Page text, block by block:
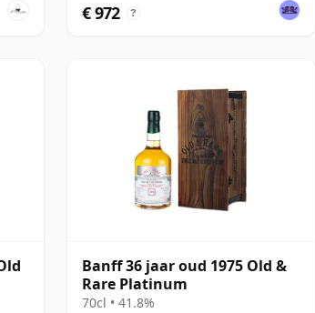
€ 972 ?
Banff 36 jaar oud 1975 Old &
Rare Platinum
70cl • 41.8%